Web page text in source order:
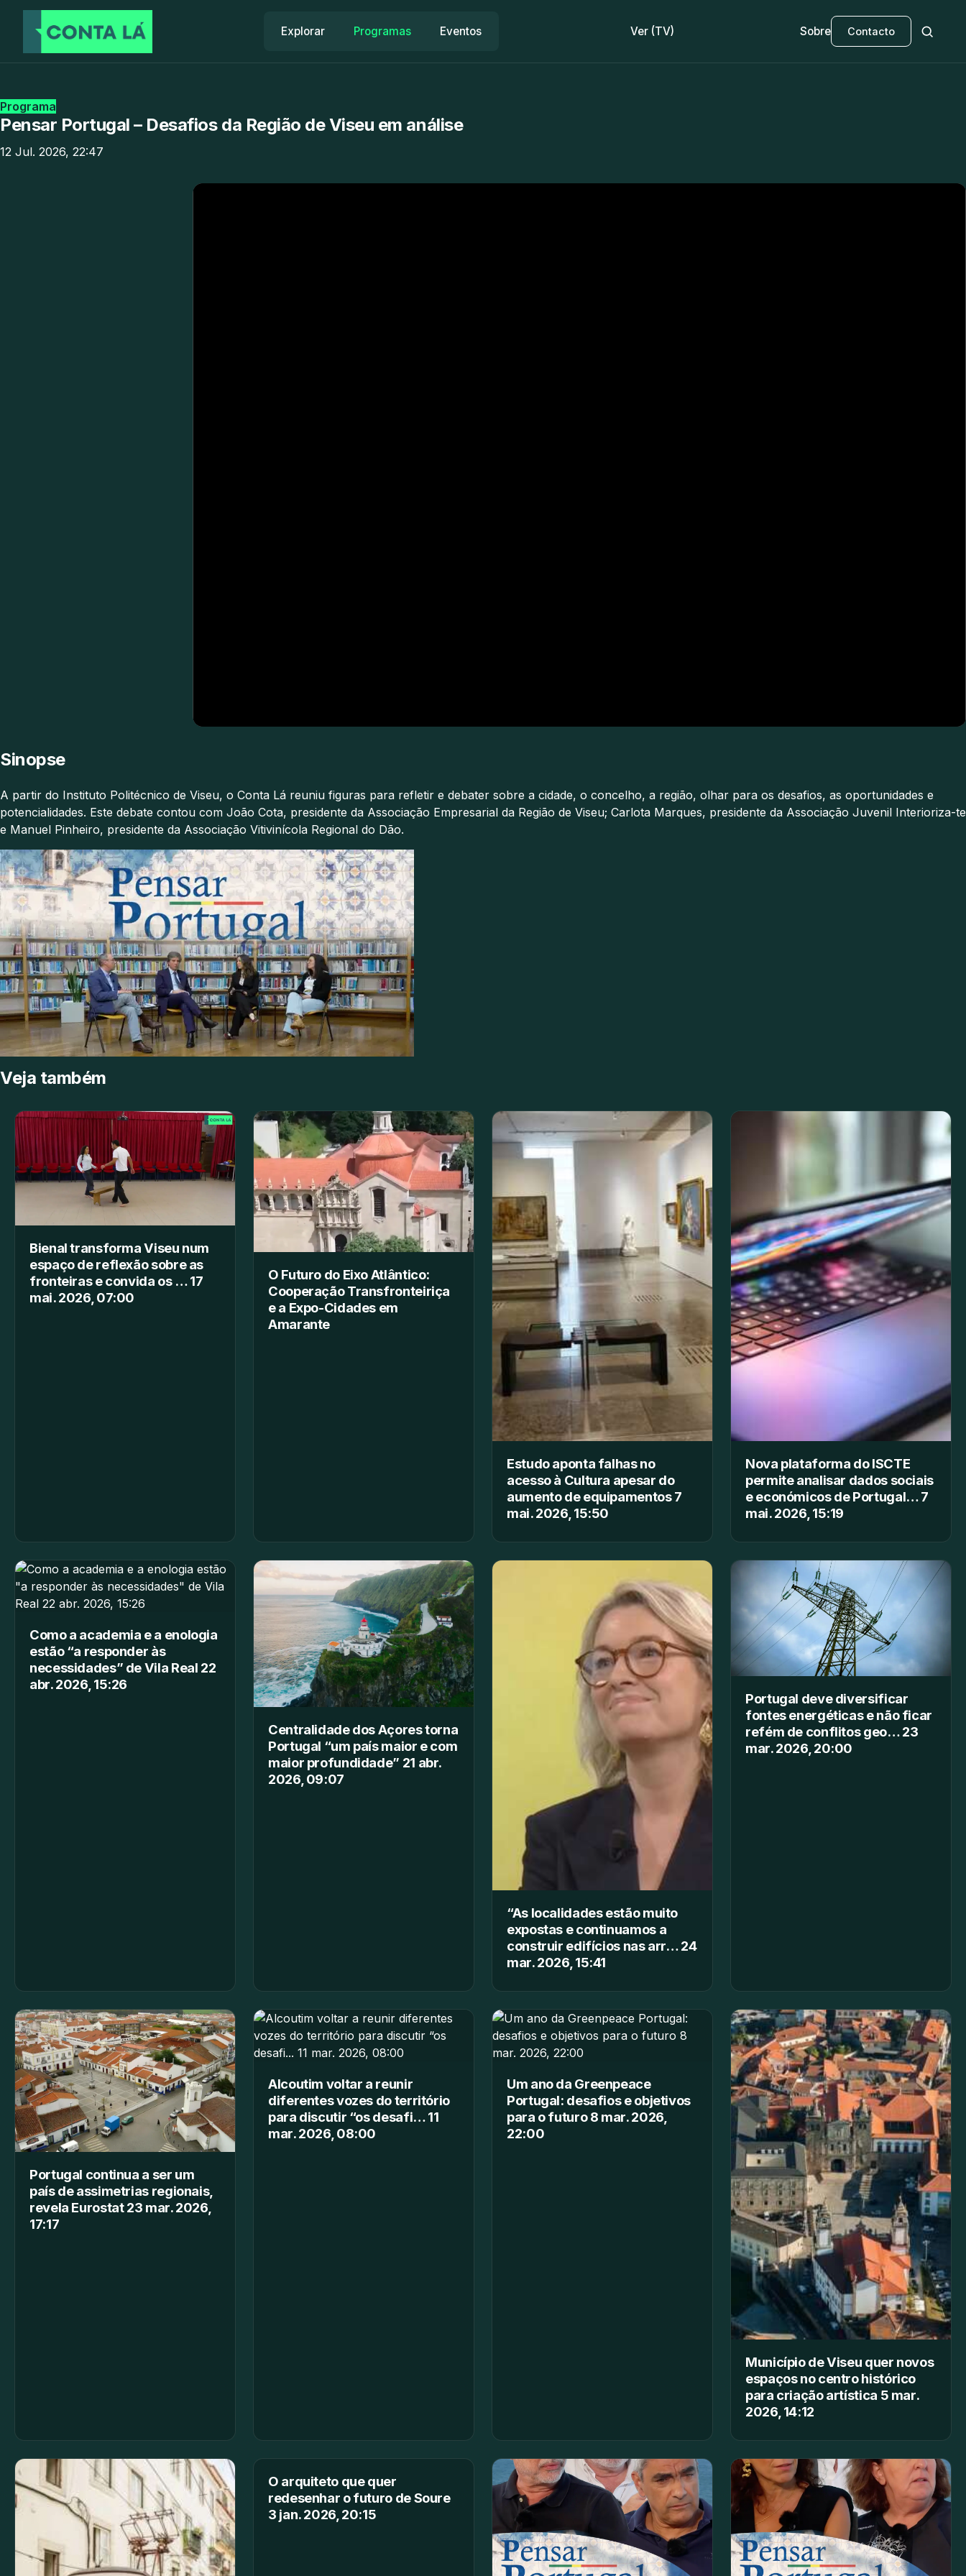
Explorar Programas Eventos Ver (TV) Sobre Contacto
Programa
Pensar Portugal – Desafios da Região de Viseu em análise
12 Jul. 2026, 22:47
Sinopse
A partir do Instituto Politécnico de Viseu, o Conta Lá reuniu figuras para refletir e debater sobre a cidade, o concelho, a região, olhar para os desafios, as oportunidades e
potencialidades. Este debate contou com João Cota, presidente da Associação Empresarial da Região de Viseu; Carlota Marques, presidente da Associação Juvenil Interioriza-te
e Manuel Pinheiro, presidente da Associação Vitivinícola Regional do Dão.
Veja também
Bienal transforma Viseu num
espaço de reflexão sobre as
fronteiras e convida os … 17
mai. 2026, 07:00
O Futuro do Eixo Atlântico:
Cooperação Transfronteiriça
e a Expo-Cidades em
Amarante
Estudo aponta falhas no
acesso à Cultura apesar do
aumento de equipamentos 7
mai. 2026, 15:50
Nova plataforma do ISCTE
permite analisar dados sociais
e económicos de Portugal… 7
mai. 2026, 15:19
Como a academia e a enologia
estão “a responder às
necessidades” de Vila Real 22
abr. 2026, 15:26
Centralidade dos Açores torna
Portugal “um país maior e com
maior profundidade” 21 abr.
2026, 09:07
“As localidades estão muito
expostas e continuamos a
construir edifícios nas arr… 24
mar. 2026, 15:41
Portugal deve diversificar
fontes energéticas e não ficar
refém de conflitos geo… 23
mar. 2026, 20:00
Portugal continua a ser um
país de assimetrias regionais,
revela Eurostat 23 mar. 2026,
17:17
Alcoutim voltar a reunir
diferentes vozes do território
para discutir “os desafi… 11
mar. 2026, 08:00
Um ano da Greenpeace
Portugal: desafios e objetivos
para o futuro 8 mar. 2026,
22:00
Município de Viseu quer novos
espaços no centro histórico
para criação artística 5 mar.
2026, 14:12
O arquiteto que quer
redesenhar o futuro de Soure
3 jan. 2026, 20:15